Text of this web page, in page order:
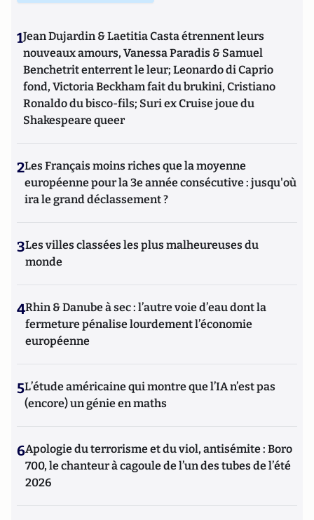
1Jean Dujardin & Laetitia Casta étrennent leurs
nouveaux amours, Vanessa Paradis & Samuel
Benchetrit enterrent le leur; Leonardo di Caprio
fond, Victoria Beckham fait du brukini, Cristiano
Ronaldo du bisco-fils; Suri ex Cruise joue du
Shakespeare queer
2Les Français moins riches que la moyenne
européenne pour la 3e année consécutive : jusqu'où
ira le grand déclassement ?
3Les villes classées les plus malheureuses du
monde
4Rhin & Danube à sec : l’autre voie d’eau dont la
fermeture pénalise lourdement l’économie
européenne
5L’étude américaine qui montre que l’IA n’est pas
(encore) un génie en maths
6Apologie du terrorisme et du viol, antisémite : Boro
700, le chanteur à cagoule de l’un des tubes de l’été
2026